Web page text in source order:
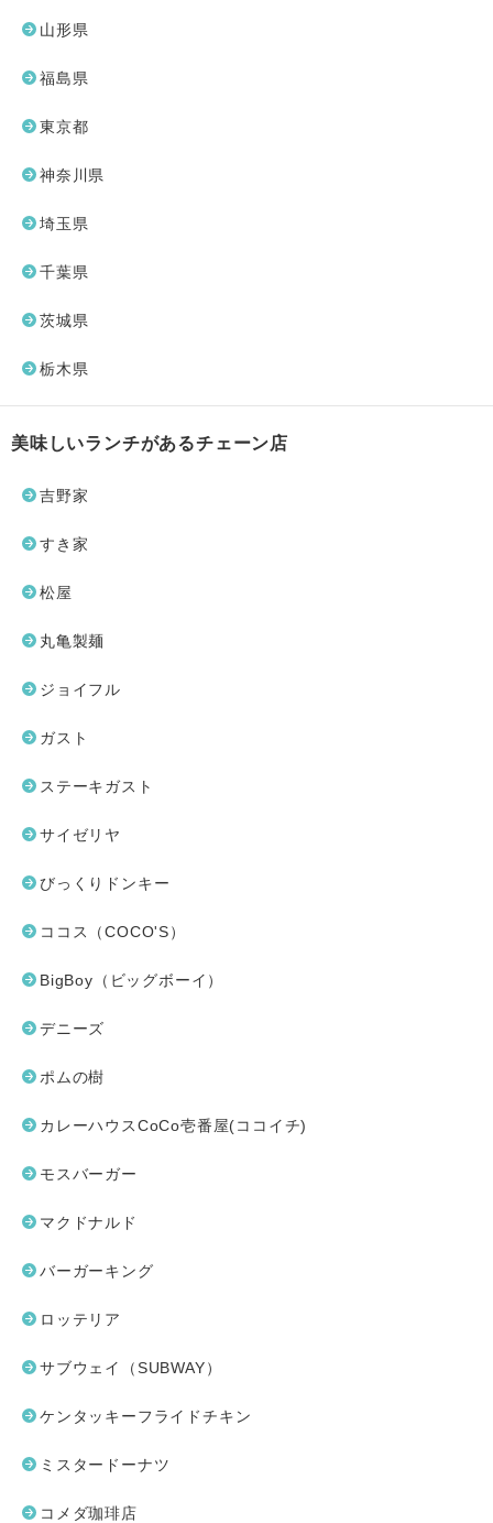
山形県
福島県
東京都
神奈川県
埼玉県
千葉県
茨城県
栃木県
美味しいランチがあるチェーン店
吉野家
すき家
松屋
丸亀製麺
ジョイフル
ガスト
ステーキガスト
サイゼリヤ
びっくりドンキー
ココス（COCO'S）
BigBoy（ビッグボーイ）
デニーズ
ポムの樹
カレーハウスCoCo壱番屋(ココイチ)
モスバーガー
マクドナルド
バーガーキング
ロッテリア
サブウェイ（SUBWAY）
ケンタッキーフライドチキン
ミスタードーナツ
コメダ珈琲店